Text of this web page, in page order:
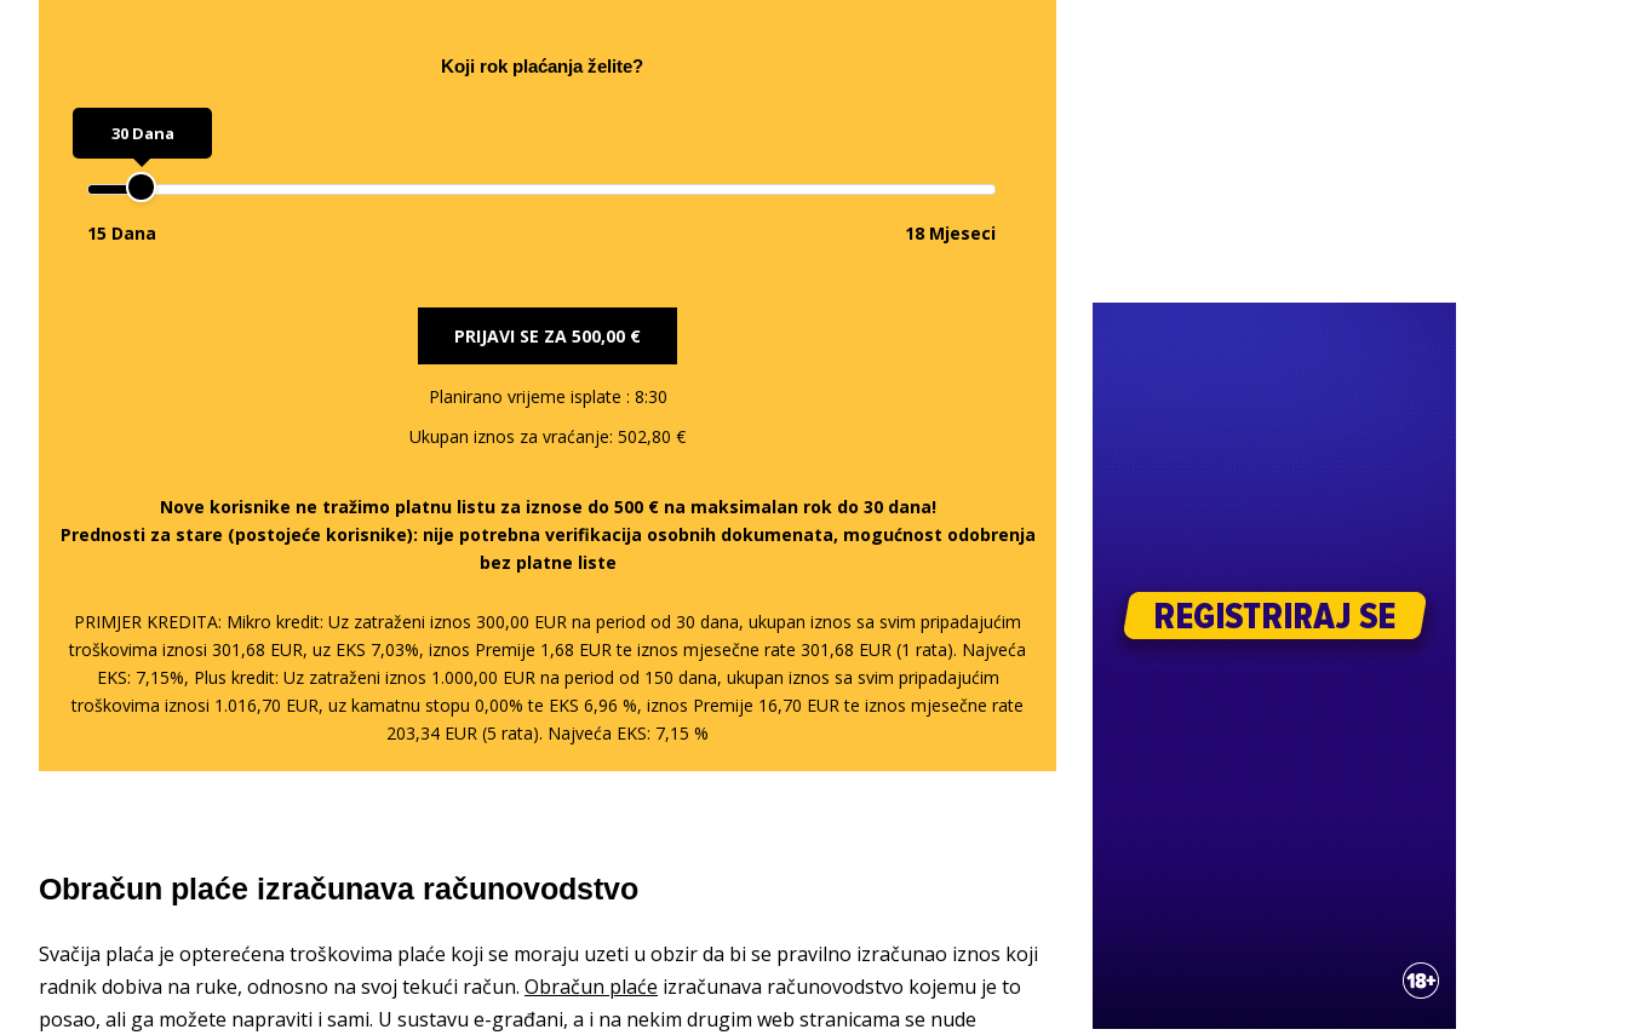
Koji rok plaćanja želite?
30 Dana
15 Dana 18 Mjeseci
PRIJAVI SE ZA 500,00 €
Planirano vrijeme isplate : 8:30
Ukupan iznos za vraćanje: 502,80 €
Nove korisnike ne tražimo platnu listu za iznose do 500 € na maksimalan rok do 30 dana!
Prednosti za stare (postojeće korisnike): nije potrebna verifikacija osobnih dokumenata, mogućnost odobrenja
bez platne liste
PRIMJER KREDITA: Mikro kredit: Uz zatraženi iznos 300,00 EUR na period od 30 dana, ukupan iznos sa svim pripadajućim
troškovima iznosi 301,68 EUR, uz EKS 7,03%, iznos Premije 1,68 EUR te iznos mjesečne rate 301,68 EUR (1 rata). Najveća
EKS: 7,15%, Plus kredit: Uz zatraženi iznos 1.000,00 EUR na period od 150 dana, ukupan iznos sa svim pripadajućim
troškovima iznosi 1.016,70 EUR, uz kamatnu stopu 0,00% te EKS 6,96 %, iznos Premije 16,70 EUR te iznos mjesečne rate
203,34 EUR (5 rata). Najveća EKS: 7,15 %
Obračun plaće izračunava računovodstvo
Svačija plaća je opterećena troškovima plaće koji se moraju uzeti u obzir da bi se pravilno izračunao iznos koji
radnik dobiva na ruke, odnosno na svoj tekući račun. Obračun plaće izračunava računovodstvo kojemu je to
posao, ali ga možete napraviti i sami. U sustavu e-građani, a i na nekim drugim web stranicama se nude